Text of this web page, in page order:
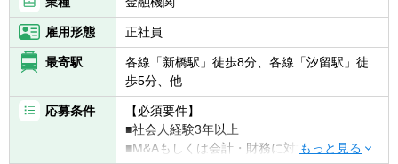
く関与いただきます
■投資対象は主に売上数億円～数十億円の中
堅・中小企業となります
【ポジションの魅力】
独立も将来的に実現可能となりうる成長環
境！！
業務の幅広さや案件サポート体制は業界トッ
雇用形態 正社員
最寄駅
各線「新橋駅」徒歩8分、各線「汐留駅」徒
歩5分、他
応募条件
【必須要件】
■社会人経験3年以上
■M&Aもしくは会計・財務に対する興味・関